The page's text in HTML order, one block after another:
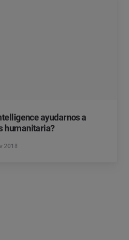
ayudarnos a
humanitaria?
2018